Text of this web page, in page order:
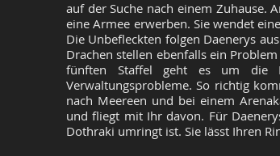
auf der Suche nach einem Zuhause.
eine Armee erwerben. Sie wendet
Die Unbefleckten folgen Daenerys
Drachen stellen ebenfalls ein
fünften Staffel geht es um die
Verwaltungsprobleme. So richtig
nach Meereen und bei einem
und fliegt mit Ihr davon. Für
Dothraki umringt ist. Sie lässt Ihren